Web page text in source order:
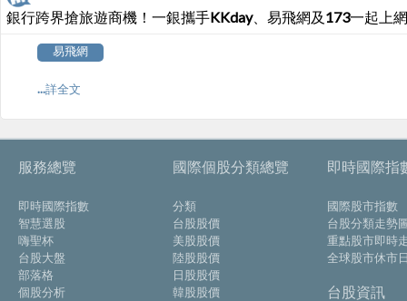
銀行跨界搶旅遊商機！一銀攜手KKday、易飛網及173一起上
易飛網
...詳全文
服務總覽
即時國際指數
智慧選股
嗨聖杯
台股大盤
部落格
個股分析
國際個股分類總覽
分類
台股股價
美股股價
陸股股價
日股股價
韓股股價
即時國際指
國際股市指數
台股分類走勢
重點股市即時
全球股市休市
台股資訊